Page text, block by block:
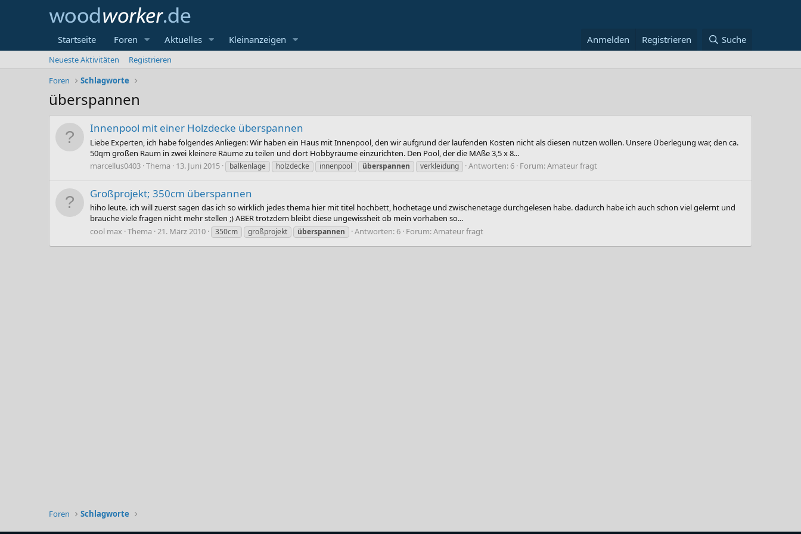
Startseite Foren Aktuelles Kleinanzeigen Anmelden Registrieren Suche
Neueste Aktivitäten
Registrieren
Foren
Schlagworte
überspannen
Innenpool mit einer Holzdecke überspannen
Liebe Experten, ich habe folgendes Anliegen: Wir haben ein Haus mit Innenpool, den wir aufgrund der laufenden Kosten nicht als diesen nutzen wollen. Unsere Überlegung war, den ca.
50qm großen Raum in zwei kleinere Räume zu teilen und dort Hobbyräume einzurichten. Den Pool, der die MAße 3,5 x 8...
marcellus0403 Thema 13. Juni 2015 balkenlage holzdecke innenpool überspannen verkleidung Antworten: 6 Forum:Amateur fragt
Großprojekt; 350cm überspannen
hiho leute. ich will zuerst sagen das ich so wirklich jedes thema hier mit titel hochbett, hochetage und zwischenetage durchgelesen habe. dadurch habe ich auch schon viel gelernt und
brauche viele fragen nicht mehr stellen ;) ABER trotzdem bleibt diese ungewissheit ob mein vorhaben so...
cool max Thema 21. März 2010 350cm großprojekt überspannen Antworten: 6 Forum:Amateur fragt
Foren Schlagworte